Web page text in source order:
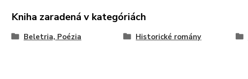
Kniha zaradená v kategóriách
Beletria, Poézia Historické romány